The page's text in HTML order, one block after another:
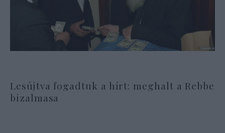
Lesújtva fogadtuk a hírt: meghalt a Rebbe
bizalmasa